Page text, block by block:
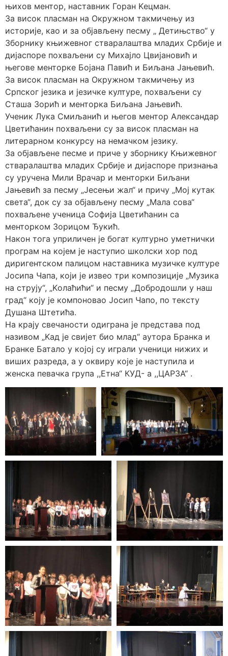
њихов ментор, наставник Горан Kецман.
За висок пласман на Окружном такмичењу из
историје, као и за објављену песму „ Детињство“ у
Зборнику књижевног стваралаштва младих Србије и
дијаспоре похваљени су Михајло Цвијановић и
његове менторке Бојана Павић и Биљана Јањевић.
За висок пласман на Окружном такмичењу из
Српског језика и језичке културе, похваљени су
Сташа Зорић и менторка Биљана Јањевић.
Ученик Лука Смиљанић и његов ментор Александар
Цветићанин похваљени су за висок пласман на
литерарном конкурсу на немачком језику.
За објављене песме и приче у зборнику Kњижевног
стваралаштва младих Србије и дијаспоре признања
су уручена Мили Врачар и менторки Биљани
Јањевић за песму „Јесењи жал“ и причу „Мој кутак
света“, док су за објављену песму „Мала сова“
похваљене ученица Софија Цветићанин са
менторком Зорицом Ђукић.
Након тога уприличен је богат културно уметнички
програм на којем је наступио школски хор под
диригентском палицом наставника музичке културе
Јосипа Чапа, који је извео три композиције „Музика
на струју“, „Kолаћићи“ и песму „Добродошли у наш
град“ коју је компоновао Јосип Чапо, по тексту
Душана Штетића.
На крају свечаности одиграна је представа под
називом „Kад је свијет био млад“ аутора Бранка и
Бранке Батало у којој су играли ученици нижих и
виших разреда, а у оквиру које је наступила и
женска певачка група ,,Етна“ КУД- а ,,ЦАРЗА“ .